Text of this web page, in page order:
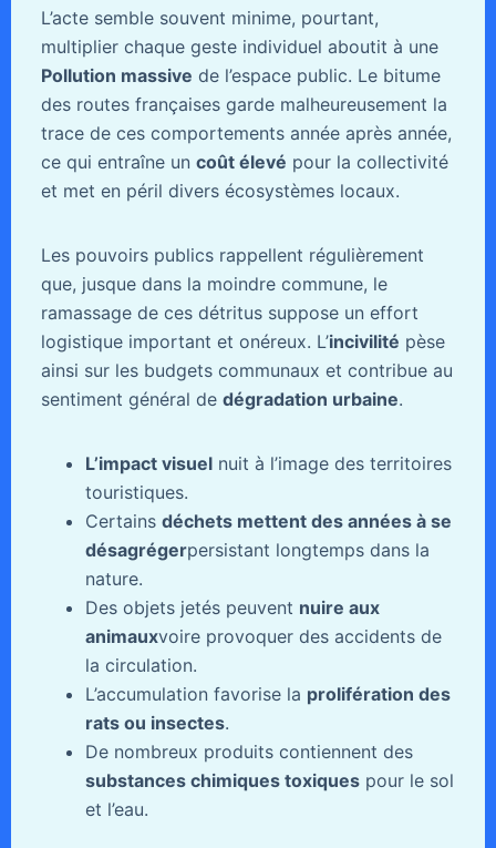
L’acte semble souvent minime, pourtant,
multiplier chaque geste individuel aboutit à une
Pollution massive de l’espace public. Le bitume
des routes françaises garde malheureusement la
trace de ces comportements année après année,
ce qui entraîne un coût élevé pour la collectivité
et met en péril divers écosystèmes locaux.
Les pouvoirs publics rappellent régulièrement
que, jusque dans la moindre commune, le
ramassage de ces détritus suppose un effort
logistique important et onéreux. L’incivilité pèse
ainsi sur les budgets communaux et contribue au
sentiment général de dégradation urbaine.
L’impact visuelnuit à l’image des territoires
touristiques.
Certains déchets mettent des années à se
désagrégerpersistant longtemps dans la
nature.
Des objets jetés peuvent nuire aux
animauxvoire provoquer des accidents de
la circulation.
L’accumulation favorise la prolifération des
rats ou insectes.
De nombreux produits contiennent des
substances chimiques toxiquespour le sol
et l’eau.